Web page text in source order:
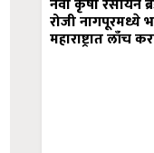
नवा कृषी रसायन
रोजी नागपूरमध्ये
महाराष्ट्रात लाँच